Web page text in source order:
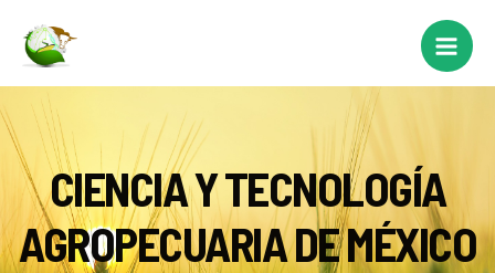
CIENCIA Y TECNOLOGÍA
AGROPECUARIA DE MÉXICO